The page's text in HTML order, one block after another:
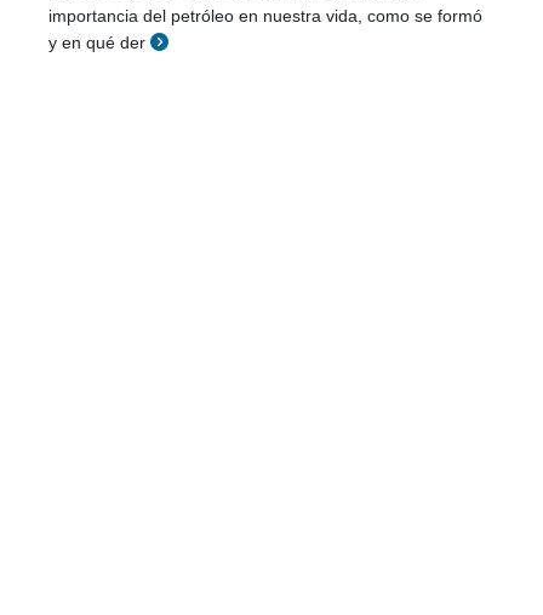
importancia del petróleo en nuestra vida, como se formó
y en qué der